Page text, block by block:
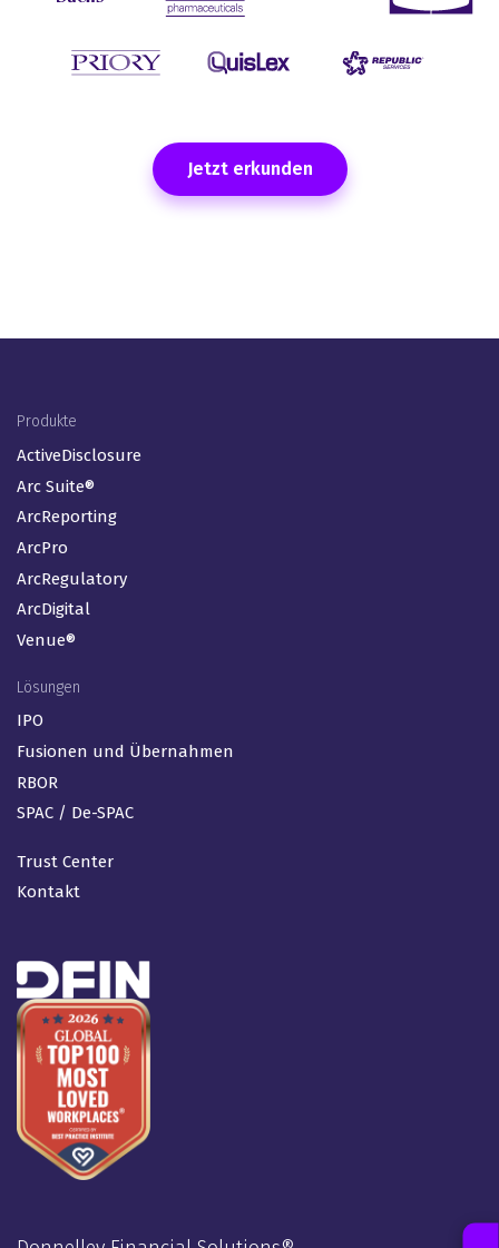
Jetzt erkunden
Footer Menu (DE)
Produkte
ActiveDisclosure
Arc Suite®
ArcReporting
ArcPro
ArcRegulatory
ArcDigital
Venue®
Lösungen
IPO
Fusionen und Übernahmen
RBOR
SPAC / De-SPAC
Trust Center
Kontakt